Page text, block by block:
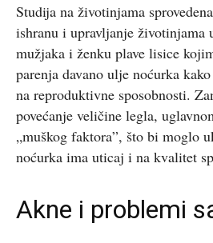
Studija na životinjama
ishranu i upravljanje životinjama
mužjaka i ženku plave lisice
parenja davano ulje noćurka
na reproduktivne sposobnosti.
povećanje veličine legla,
„muškog faktora”, što bi moglo
noćurka ima uticaj i na kvalitet
Akne i problemi